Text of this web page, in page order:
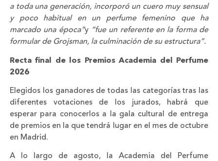
a toda una generación, incorporó un cuero muy sensual
y poco habitual en un perfume femenino que ha
marcado una época”y“fue un referente en la forma de
formular de Grojsman, la culminación de su estructura”.
Recta final de los Premios Academia del Perfume
2026
Elegidos los ganadores de todas las categorías tras las
diferentes votaciones de los jurados, habrá que
esperar para conocerlos a la gala cultural de entrega
de premios en la que tendrá lugar en el mes de octubre
en Madrid.
A lo largo de agosto, la Academia del Perfume